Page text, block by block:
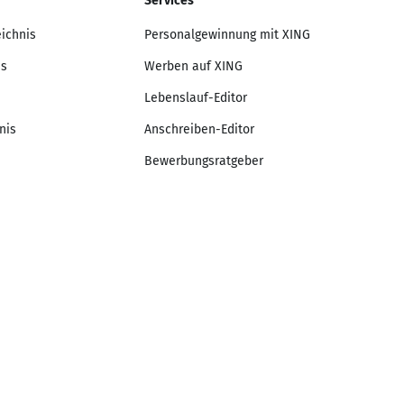
Personalgewinnung mit XING
Werben auf XING
Lebenslauf-Editor
Anschreiben-Editor
Bewerbungsratgeber